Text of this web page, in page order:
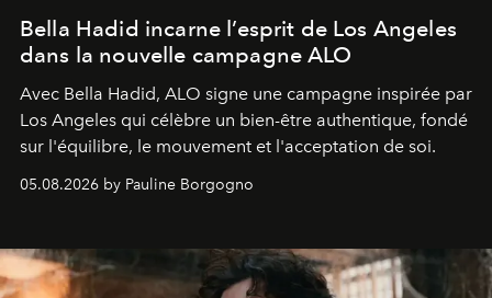
Bella Hadid incarne l’esprit de Los Angeles
dans la nouvelle campagne ALO
Avec Bella Hadid, ALO signe une campagne inspirée par
Los Angeles qui célèbre un bien-être authentique, fondé
sur l'équilibre, le mouvement et l'acceptation de soi.
05.08.2026 by Pauline Borgogno